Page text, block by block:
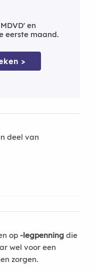
en
eerste maand.
>
deel van
op -legpenningdie
wel voor een
zorgen.